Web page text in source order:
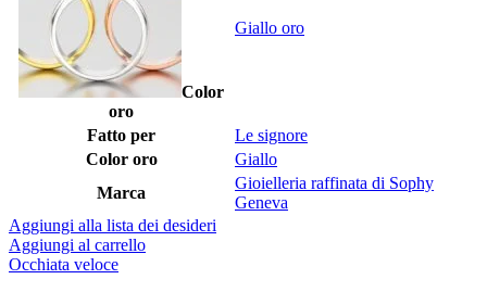
Color
oro
Giallo oro
Fatto per
Le signore
Color oro
Giallo
Marca
Gioielleria raffinata di Sophy
Geneva
Aggiungi alla lista dei desideri
Aggiungi al carrello
Occhiata veloce